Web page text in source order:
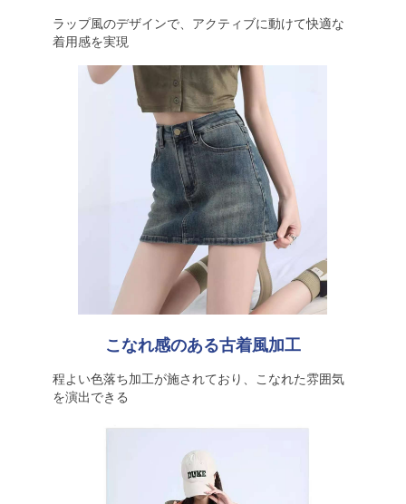
ラップ風のデザインで、アクティブに動けて快適な
着用感を実現
こなれ感のある古着風加工
程よい色落ち加工が施されており、こなれた雰囲気
を演出できる